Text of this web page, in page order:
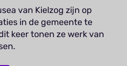
van Kielzog zijn op
in de gemeente te
keer tonen ze werk van